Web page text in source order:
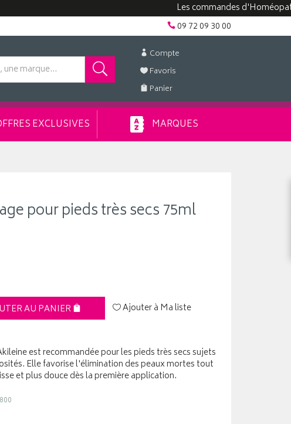
Les commandes d'Homéopathie
09 72 09 30 00
Compte
Favoris
Panier
EXCLUSIVES MARQUES
pour pieds très secs 75ml
AU PANIER Ajouter à Ma liste
est recommandée pour les pieds très secs sujets
Elle favorise l'élimination des peaux mortes tout
et plus douce dès la première application.